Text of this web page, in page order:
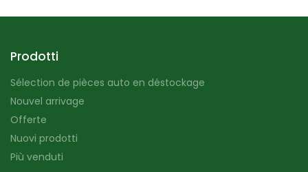
Prodotti
Sélection de pièces auto en déstockage
Nouvel arrivage
Offerte
Nuovi prodotti
Più venduti